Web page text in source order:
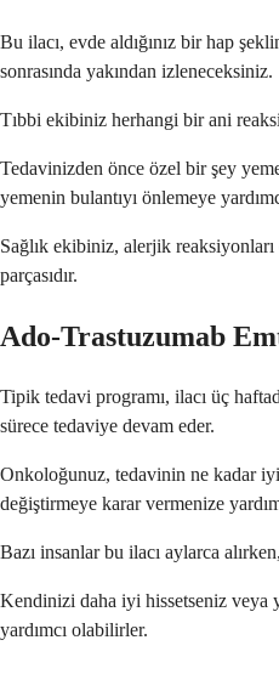
Bu ilacı, evde aldığınız bir hap
sonrasında yakından izleneceksiniz.
Tıbbi ekibiniz herhangi bir ani
Tedavinizden önce özel bir şey
yemenin bulantıyı önlemeye
Sağlık ekibiniz, alerjik reaksiyonları
parçasıdır.
Ado-Trastuzumab
Tipik tedavi programı, ilacı üç
sürece tedaviye devam eder.
Onkoloğunuz, tedavinin ne kadar iyi
değiştirmeye karar vermenize
Bazı insanlar bu ilacı aylarca
Kendinizi daha iyi hissetseniz veya
yardımcı olabilirler.